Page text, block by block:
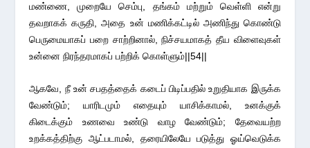
மண்ணை, முறையே செம்பு, தங்கம் மற்றும் வெள்ளி என்று
தவறாகக் கருதி, அதை உன் மணிக்கட்டில் அணிந்து கொண்டு
பெருமையாகப் பறை சாற்றினால், நிச்சயமாகத் தீய விளைவுகள்
உன்னை நிரந்தரமாகப் பற்றிக் கொள்ளும்||54||
ஆகவே, நீ உன் சபதத்தைக் கடைப் பிடிப்பதில் உறுதியாக இருக்க
வேண்டும்; யாரிடமும் எதையும் யாசிக்காமல், உனக்குக்
கிடைக்கும் உணவை உண்டு வாழ வேண்டும்; தேவையற்ற
உறக்கத்திற்கு ஆட்படாமல், தரையிலேயே படுத்து ஓய்வெடுக்க